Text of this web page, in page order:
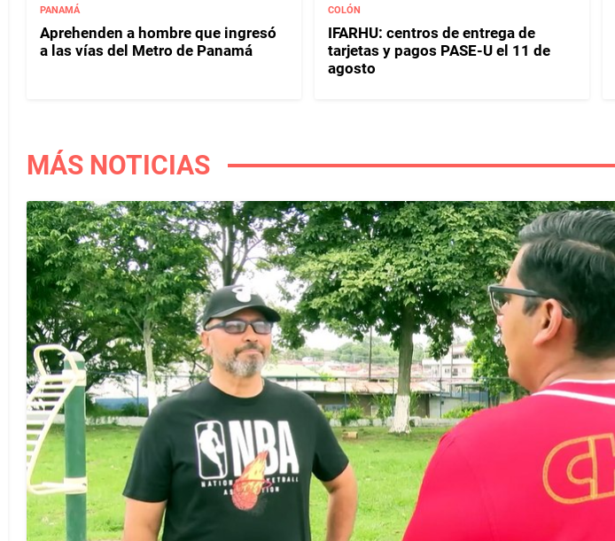
PANAMÁ
Aprehenden a hombre que ingresó
a las vías del Metro de Panamá
COLÓN
IFARHU: centros de entrega de
tarjetas y pagos PASE-U el 11 de
agosto
MÁS NOTICIAS